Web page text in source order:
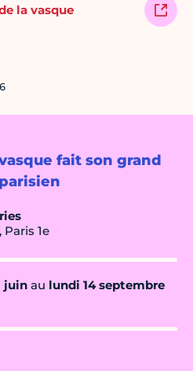
fait son grand
Paris 1e
juin au lundi 14 septembre
la vasque